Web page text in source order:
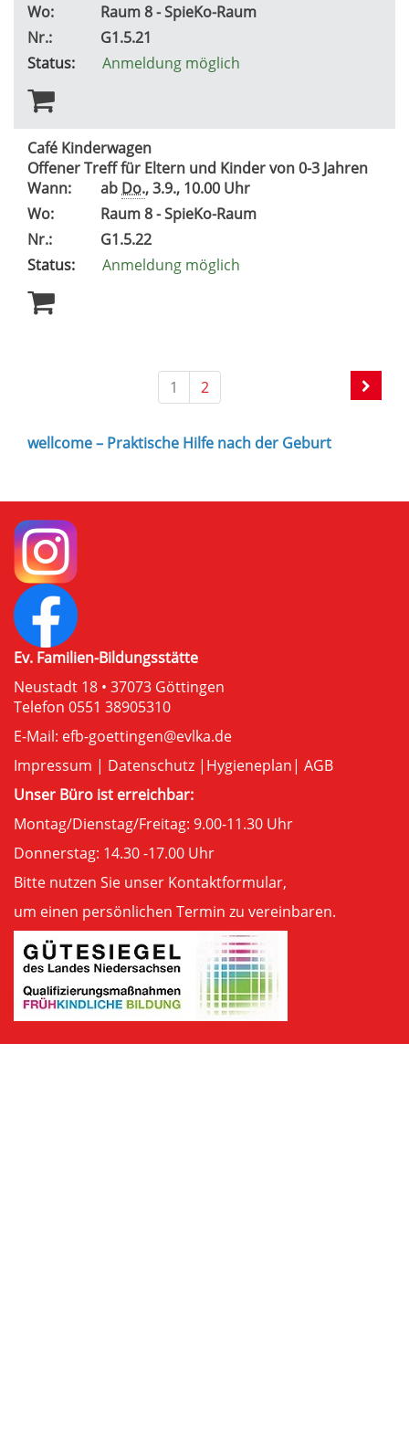
Wo:
Raum 8 - SpieKo-Raum
Nr.:
G1.5.21
Status:
Anmeldung möglich
Café Kinderwagen
Offener Treff für Eltern und Kinder von 0-3 Jahren
Wann:
ab Do., 3.9., 10.00 Uhr
Wo:
Raum 8 - SpieKo-Raum
Nr.:
G1.5.22
Status:
Anmeldung möglich
1 2
wellcome – Praktische Hilfe nach der Geburt
Ev. Familien-Bildungsstätte
Neustadt 18 • 37073 Göttingen
Telefon 0551 38905310
E-Mail: efb-goettingen@evlka.de
Impressum | Datenschutz | Hygieneplan| AGB
Unser Büro ist erreichbar:
Montag/Dienstag/Freitag: 9.00-11.30 Uhr
Donnerstag: 14.30 -17.00 Uhr
Bitte nutzen Sie unser Kontaktformular,
um einen persönlichen Termin zu vereinbaren.